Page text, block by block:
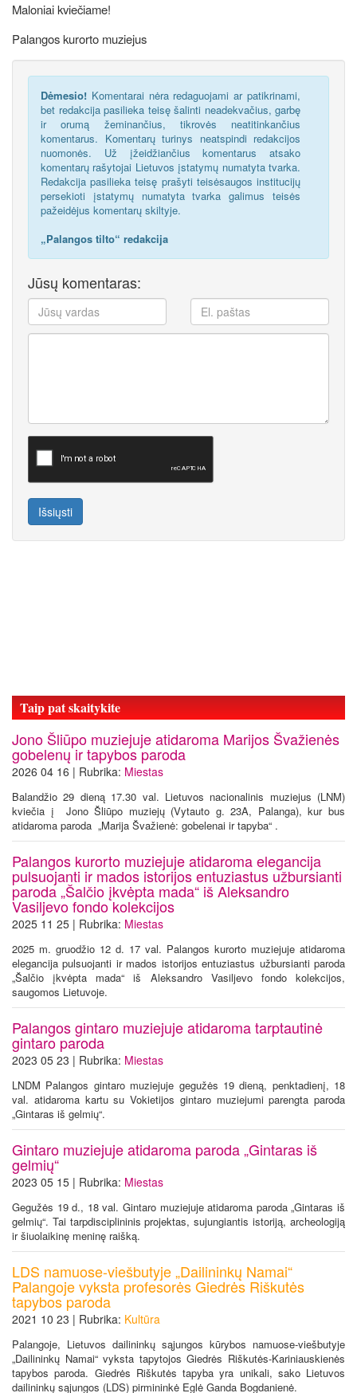
Maloniai kviečiame!
Palangos kurorto muziejus
Dėmesio! Komentarai nėra redaguojami ar patikrinami,
bet redakcija pasilieka teisę šalinti neadekvačius, garbę
ir orumą žeminančius, tikrovės neatitinkančius
komentarus. Komentarų turinys neatspindi redakcijos
nuomonės. Už įžeidžiančius komentarus atsako
komentarų rašytojai Lietuvos įstatymų numatyta tvarka.
Redakcija pasilieka teisę prašyti teisėsaugos institucijų
persekioti įstatymų numatyta tvarka galimus teisės
pažeidėjus komentarų skiltyje.
„Palangos tilto“ redakcija
Jūsų komentaras:
Išsiųsti
Taip pat skaitykite
Jono Šliūpo muziejuje atidaroma Marijos Švažienės
gobelenų ir tapybos paroda
2026 04 16 | Rubrika: Miestas
Balandžio 29 dieną 17.30 val. Lietuvos nacionalinis muziejus (LNM)
kviečia į Jono Šliūpo muziejų (Vytauto g. 23A, Palanga), kur bus
atidaroma paroda „Marija Švažienė: gobelenai ir tapyba“ .
Palangos kurorto muziejuje atidaroma elegancija
pulsuojanti ir mados istorijos entuziastus užbursianti
paroda „Šalčio įkvėpta mada“ iš Aleksandro
Vasiljevo fondo kolekcijos
2025 11 25 | Rubrika: Miestas
2025 m. gruodžio 12 d. 17 val. Palangos kurorto muziejuje atidaroma
elegancija pulsuojanti ir mados istorijos entuziastus užbursianti paroda
„Šalčio įkvėpta mada“ iš Aleksandro Vasiljevo fondo kolekcijos,
saugomos Lietuvoje.
Palangos gintaro muziejuje atidaroma tarptautinė
gintaro paroda
2023 05 23 | Rubrika: Miestas
LNDM Palangos gintaro muziejuje gegužės 19 dieną, penktadienį, 18
val. atidaroma kartu su Vokietijos gintaro muziejumi parengta paroda
„Gintaras iš gelmių“.
Gintaro muziejuje atidaroma paroda „Gintaras iš
gelmių“
2023 05 15 | Rubrika: Miestas
Gegužės 19 d., 18 val. Gintaro muziejuje atidaroma paroda „Gintaras iš
gelmių“. Tai tarpdisciplininis projektas, sujungiantis istoriją, archeologiją
ir šiuolaikinę meninę raišką.
LDS namuose-viešbutyje „Dailininkų Namai“
Palangoje vyksta profesorės Giedrės Riškutės
tapybos paroda
2021 10 23 | Rubrika: Kultūra
Palangoje, Lietuvos dailininkų sąjungos kūrybos namuose-viešbutyje
„Dailininkų Namai“ vyksta tapytojos Giedrės Riškutės-Kariniauskienės
tapybos paroda. Giedrės Riškutės tapyba yra unikali, sako Lietuvos
dailininkų sąjungos (LDS) pirmininkė Eglė Ganda Bogdanienė.